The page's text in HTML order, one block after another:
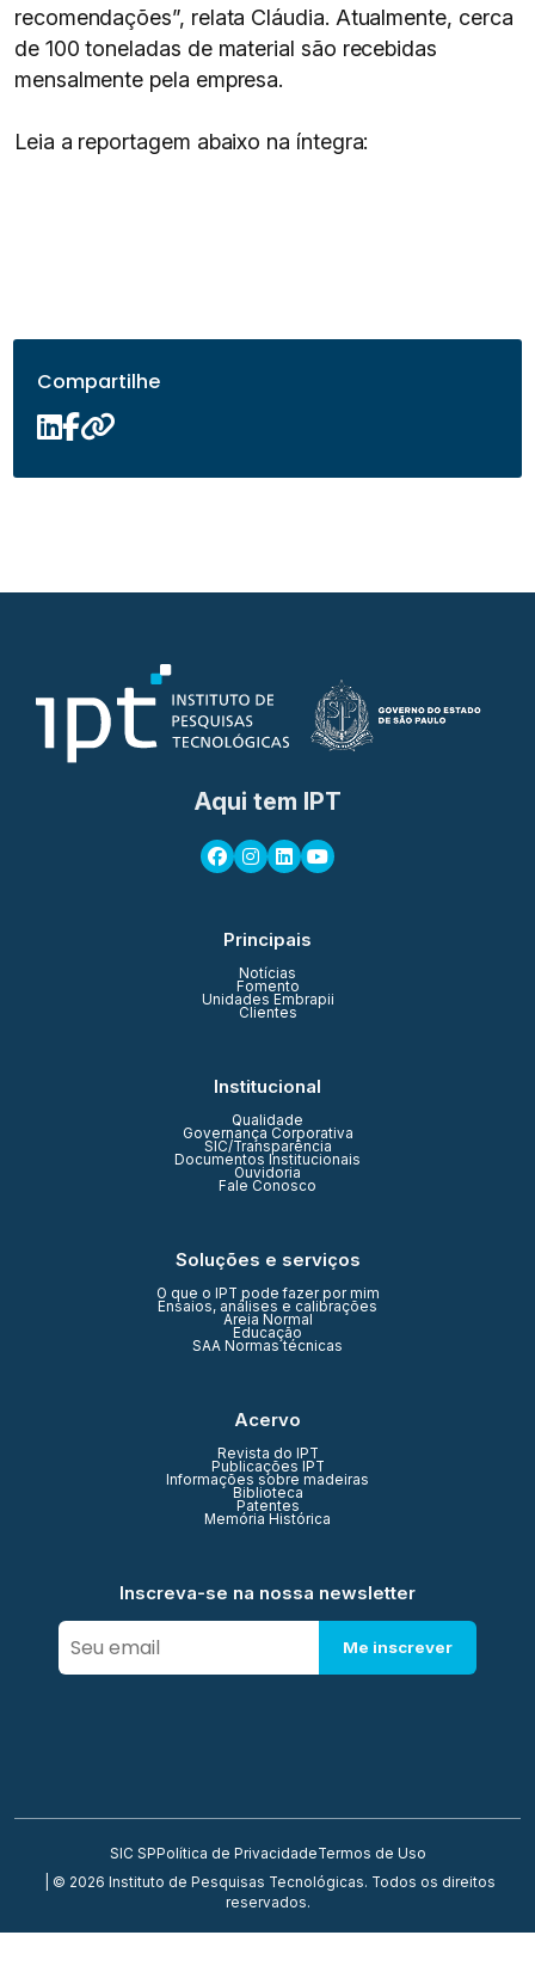
recomendações”, relata Cláudia. Atualmente, cerca
de 100 toneladas de material são recebidas
mensalmente pela empresa.
Leia a reportagem abaixo na íntegra:
Compartilhe
Aqui tem IPT
Principais
Notícias
Fomento
Unidades Embrapii
Clientes
Institucional
Qualidade
Governança Corporativa
SIC/Transparência
Documentos Institucionais
Ouvidoria
Fale Conosco
Soluções e serviços
O que o IPT pode fazer por mim
Ensaios, análises e calibrações
Areia Normal
Educação
SAA Normas técnicas
Acervo
Revista do IPT
Publicações IPT
Informações sobre madeiras
Biblioteca
Patentes
Memória Histórica
Inscreva-se na nossa newsletter
Me inscrever
SIC SP Política de PrivacidadeTermos de Uso
| © 2026 Instituto de Pesquisas Tecnológicas. Todos os direitos
reservados.